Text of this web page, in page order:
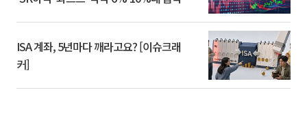
ISA 계좌, 5년마다 깨라고요? [이슈크래
커]